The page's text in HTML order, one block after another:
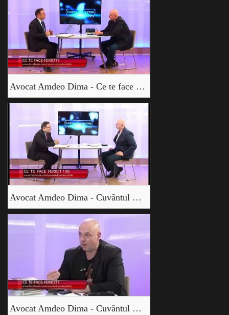
Avocat Amdeo Dima - Ce te face fericit (I)
Avocat Amdeo Dima - Cuvântul care deschide - Ce te face fericit? (II)
Avocat Amdeo Dima - Cuvântul care deschide - Ce te face fericit? (IIII)